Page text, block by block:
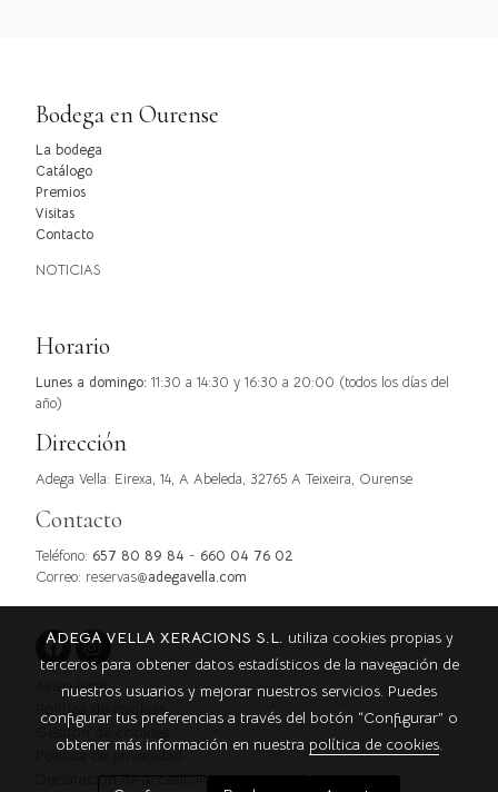
Bodega en Ourense
La bodega
Catálogo
Premios
Visitas
Contacto
NOTICIAS
Horario
Lunes a domingo: 11:30 a 14:30 y 16:30 a 20:00 (todos los días del
año)
Dirección
Adega Vella: Eirexa, 14, A Abeleda, 32765 A Teixeira, Ourense
Contacto
Teléfono: 657 80 89 84 - 660 04 76 02
Correo: reservas@adegavella.com
Aviso legal
Política de cookies
Gestión de cookies
Política de privacidad
Declaración de accesibilidad
ADEGA VELLA XERACIONS S.L. utiliza cookies propias y
terceros para obtener datos estadísticos de la navegación de
nuestros usuarios y mejorar nuestros servicios. Puedes
configurar tus preferencias a través del botón “Configurar” o
obtener más información en nuestra política de cookies.